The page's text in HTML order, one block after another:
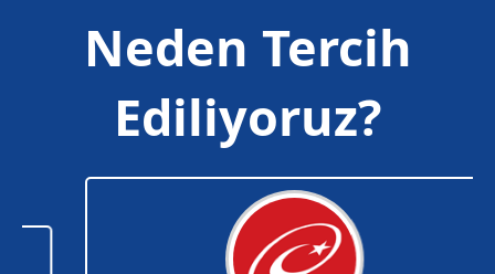
Neden Tercih
Ediliyoruz?